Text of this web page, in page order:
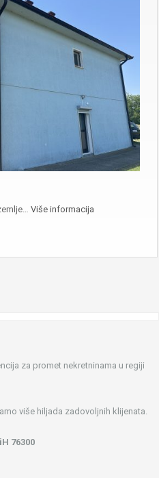
Više informacija
za promet nekretninama u regiji
više hiljada zadovoljnih klijenata.
76300